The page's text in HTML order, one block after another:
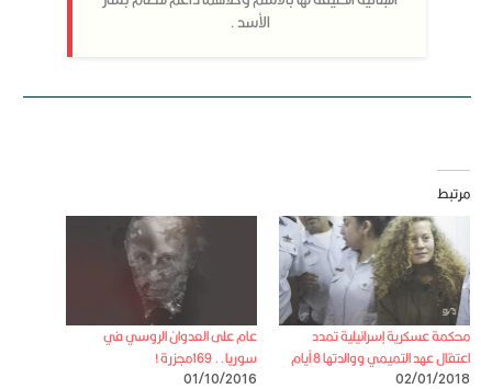
الأسد .
مرتبط
محكمة عسكرية إسرائيلية تمدد
اعتقال عهد التميمي ووالدتها 8 أيام
02/01/2018
عام على العدوان الروسي في
سوريا.. 169مجزرة !
01/10/2016